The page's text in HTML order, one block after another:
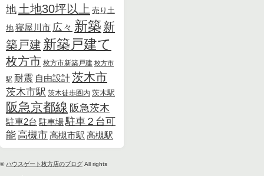
地 土地30坪以上 売り土
地 寝屋川市 広々 新築 新
築戸建 新築戸建て
枚方市 枚方市新築戸建 枚方市
駅 耐震 自由設計茨木市
茨木市駅 茨木徒歩圏内 茨木駅
阪急京都線 阪急茨木
駐車2台 駐車場駐車２台可
能高槻市高槻市駅 高槻駅
©ハウスゲート枚方店のブログ All rights